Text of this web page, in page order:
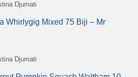
Djumati
Whirlygig Mixed 75 Biji – Mr
Djumati